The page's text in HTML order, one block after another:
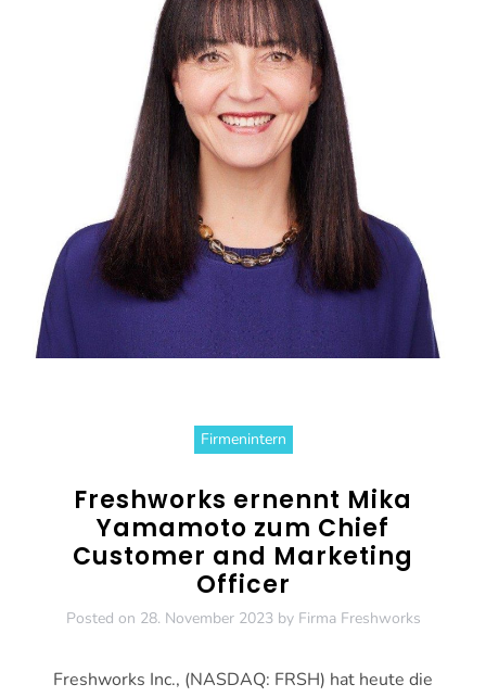
Firmenintern
Freshworks ernennt Mika
Yamamoto zum Chief
Customer and Marketing
Officer
Posted on 28. November 2023by Firma Freshworks
Freshworks Inc., (NASDAQ: FRSH) hat heute die